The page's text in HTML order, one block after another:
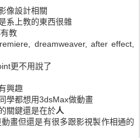
像設計相關
系上教的東西很雜
教
dreamweaver, after effect,
更不用說了
興趣
學都想用3dsMax做動畫
關鍵還是在於人
畫但還是有很多跟影視製作相通的